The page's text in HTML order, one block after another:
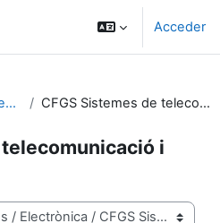
Acceder
Electrònica CFGS Sistemes de telecomunicació i informàtics
i